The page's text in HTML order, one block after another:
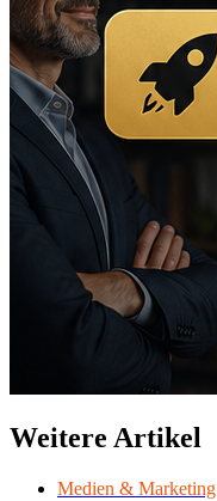
Weitere Artikel
Medien & Marketing